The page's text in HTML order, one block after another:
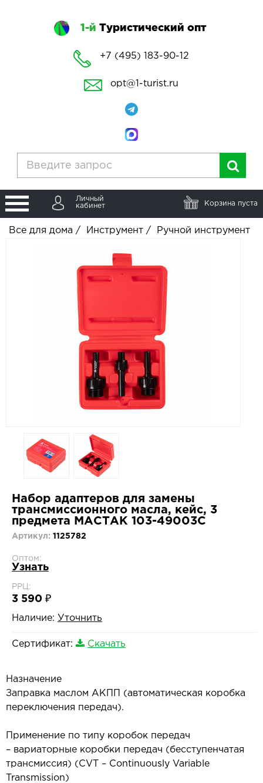
1-й Туристический опт
+7 (495) 183-90-12
opt@1-turist.ru
Личный
кабинет
Корзина пуста
Все для дома / Инструмент / Ручной инструмент
Набор адаптеров для замены
трансмиссионного масла, кейс, 3
предмета МАСТАК 103-49003C
Артикул: 1125782
Оптом:
Узнать
РРЦ:
3 590 ₽
Наличие: Уточнить
Сертификат: Скачать
Назначение
Заправка маслом АКПП (автоматическая коробка
переключения передач).
Применение по типу коробок передач
– вариаторные коробки передач (бесступенчатая
трансмиссия) (CVT – Continuously Variable
Transmission)